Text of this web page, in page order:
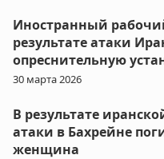
Иностранный
результате атаки
опреснительную
30 марта 2026
В результате
атаки в Бахрейне
женщина